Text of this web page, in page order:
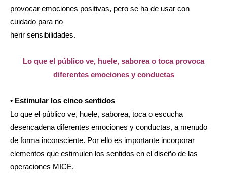
provocar emociones positivas, pero se ha de usar con
cuidado para no
herir sensibilidades.
Lo que el público ve, huele, saborea o toca provoca
diferentes emociones y conductas
• Estimular los cinco sentidos
Lo que el público ve, huele, saborea, toca o escucha
desencadena diferentes emociones y conductas, a menudo
de forma inconsciente. Por ello es importante incorporar
elementos que estimulen los sentidos en el diseño de las
operaciones MICE.